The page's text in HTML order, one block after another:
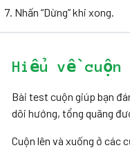
Nhấn “Dừng” khi xong.
Hiểu về cuộn
Bài test cuộn giúp bạn
dõi hướng, tổng quãng
Cuộn lên và xuống ở các